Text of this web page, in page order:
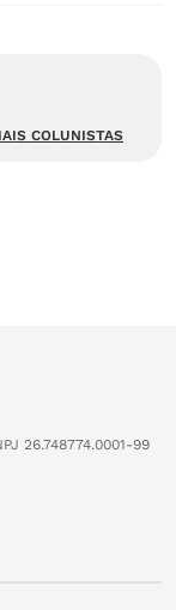
COLUNISTAS
26.748774.0001-99